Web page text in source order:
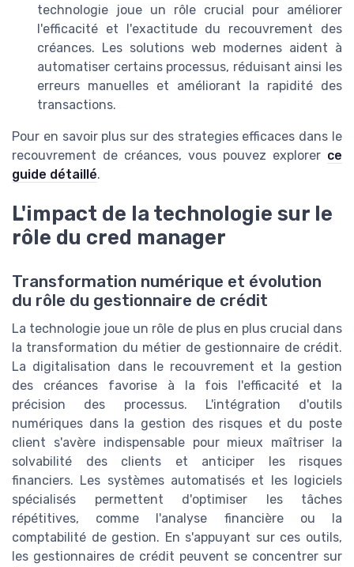
technologie joue un rôle crucial pour améliorer
l'efficacité et l'exactitude du recouvrement des
créances. Les solutions web modernes aident à
automatiser certains processus, réduisant ainsi les
erreurs manuelles et améliorant la rapidité des
transactions.
Pour en savoir plus sur des strategies efficaces dans le
recouvrement de créances, vous pouvez explorer ce
guide détaillé.
L'impact de la technologie sur le
rôle du cred manager
Transformation numérique et évolution
du rôle du gestionnaire de crédit
La technologie joue un rôle de plus en plus crucial dans
la transformation du métier de gestionnaire de crédit.
La digitalisation dans le recouvrement et la gestion
des créances favorise à la fois l'efficacité et la
précision des processus. L'intégration d'outils
numériques dans la gestion des risques et du poste
client s'avère indispensable pour mieux maîtriser la
solvabilité des clients et anticiper les risques
financiers. Les systèmes automatisés et les logiciels
spécialisés permettent d'optimiser les tâches
répétitives, comme l'analyse financière ou la
comptabilité de gestion. En s'appuyant sur ces outils,
les gestionnaires de crédit peuvent se concentrer sur